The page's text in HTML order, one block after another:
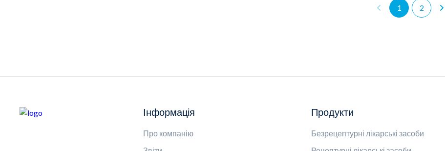
1 2
Інформація
Про компанію
Продукти
Безрецептурні лікарські засоби